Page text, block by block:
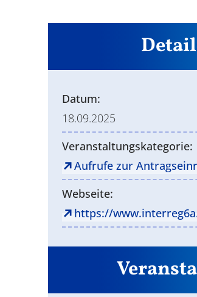
Datum:
18.09.2025
Veranstaltungskategorie:
Aufrufe zur
Webseite:
https://